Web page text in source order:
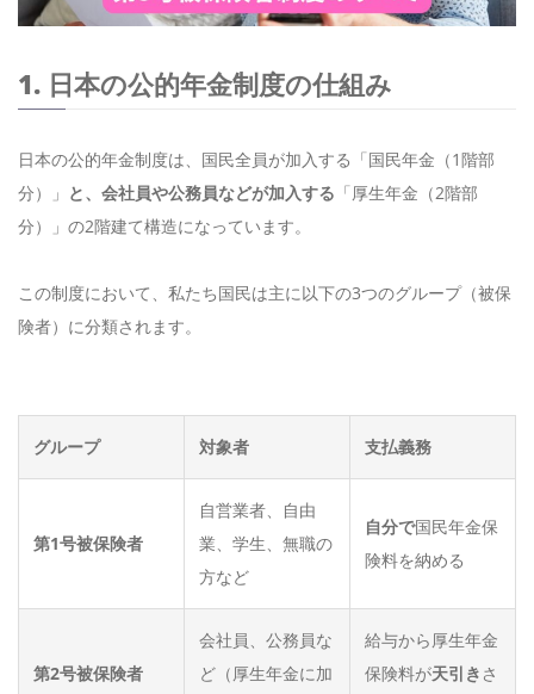
1. 日本の公的年金制度の仕組み
日本の公的年金制度は、国民全員が加入する「国民年金（1階部
分）」 と、会社員や公務員などが加入する 「厚生年金（2階部
分）」の2階建て構造になっています。
この制度において、私たち国民は主に以下の3つのグループ（被保
険者）に分類されます。
グループ 対象者 支払義務
第1号被保険者
自営業者、自由
業、学生、無職の
方など
自分で国民年金保
険料を納める
第2号被保険者
会社員、公務員な
ど（厚生年金に加
給与から厚生年金
保険料が天引き さ